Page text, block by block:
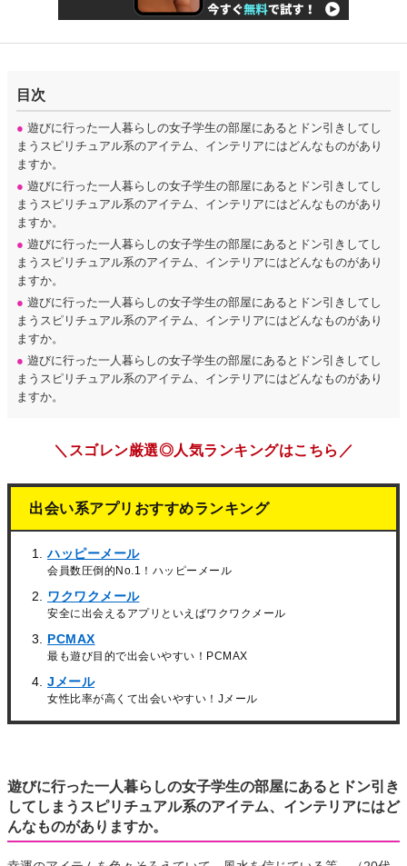
目次
● 遊びに行った一人暮らしの女子学生の部屋にあるとドン引きしてし
まうスピリチュアル系のアイテム、インテリアにはどんなものがあり
ますか。
● 遊びに行った一人暮らしの女子学生の部屋にあるとドン引きしてし
まうスピリチュアル系のアイテム、インテリアにはどんなものがあり
ますか。
● 遊びに行った一人暮らしの女子学生の部屋にあるとドン引きしてし
まうスピリチュアル系のアイテム、インテリアにはどんなものがあり
ますか。
● 遊びに行った一人暮らしの女子学生の部屋にあるとドン引きしてし
まうスピリチュアル系のアイテム、インテリアにはどんなものがあり
ますか。
● 遊びに行った一人暮らしの女子学生の部屋にあるとドン引きしてし
まうスピリチュアル系のアイテム、インテリアにはどんなものがあり
ますか。
＼スゴレン厳選◎人気ランキングはこちら／
出会い系アプリおすすめランキング
ハッピーメール
会員数圧倒的No.1！ハッピーメール
ワクワクメール
安全に出会えるアプリといえばワクワクメール
PCMAX
最も遊び目的で出会いやすい！PCMAX
Jメール
女性比率が高くて出会いやすい！Jメール
遊びに行った一人暮らしの女子学生の部屋にあるとドン引き
してしまうスピリチュアル系のアイテム、インテリアにはど
んなものがありますか。